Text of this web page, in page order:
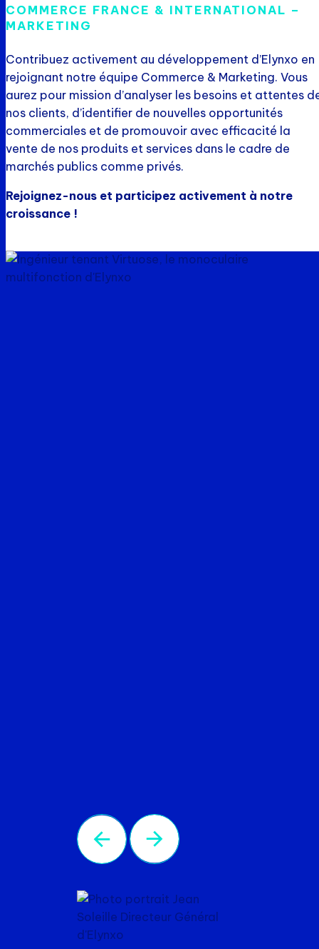
COMMERCE FRANCE & INTERNATIONAL –
MARKETING
Contribuez activement au développement d’Elynxo en
rejoignant notre équipe Commerce & Marketing. Vous
aurez pour mission d’analyser les besoins et attentes
nos clients, d’identifier de nouvelles opportunités
commerciales et de promouvoir avec efficacité la
vente de nos produits et services dans le cadre de
marchés publics comme privés.
Rejoignez-nous et participez activement à notre
croissance !